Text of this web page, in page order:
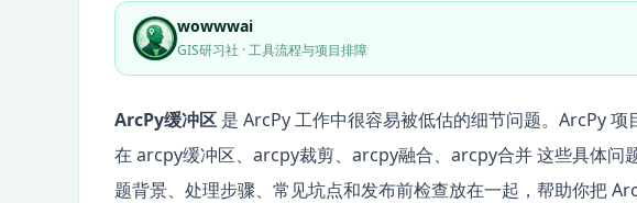
wowwwai
GIS研习社 · 工具流程与项目排障
ArcPy缓冲区 是 ArcPy 工作中很容易被低估的细节问题。ArcPy
在 arcpy缓冲区、arcpy裁剪、arcpy融合、arcpy合并 这些具体问
题背景、处理步骤、常见坑点和发布前检查放在一起，帮助你把